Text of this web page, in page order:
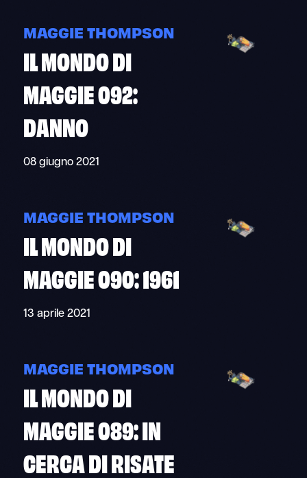
MAGGIE THOMPSON
IL MONDO DI
MAGGIE 092:
DANNO
08 giugno 2021
MAGGIE THOMPSON
IL MONDO DI
MAGGIE 090: 1961
13 aprile 2021
MAGGIE THOMPSON
IL MONDO DI
MAGGIE 089: IN
CERCA DI RISATE